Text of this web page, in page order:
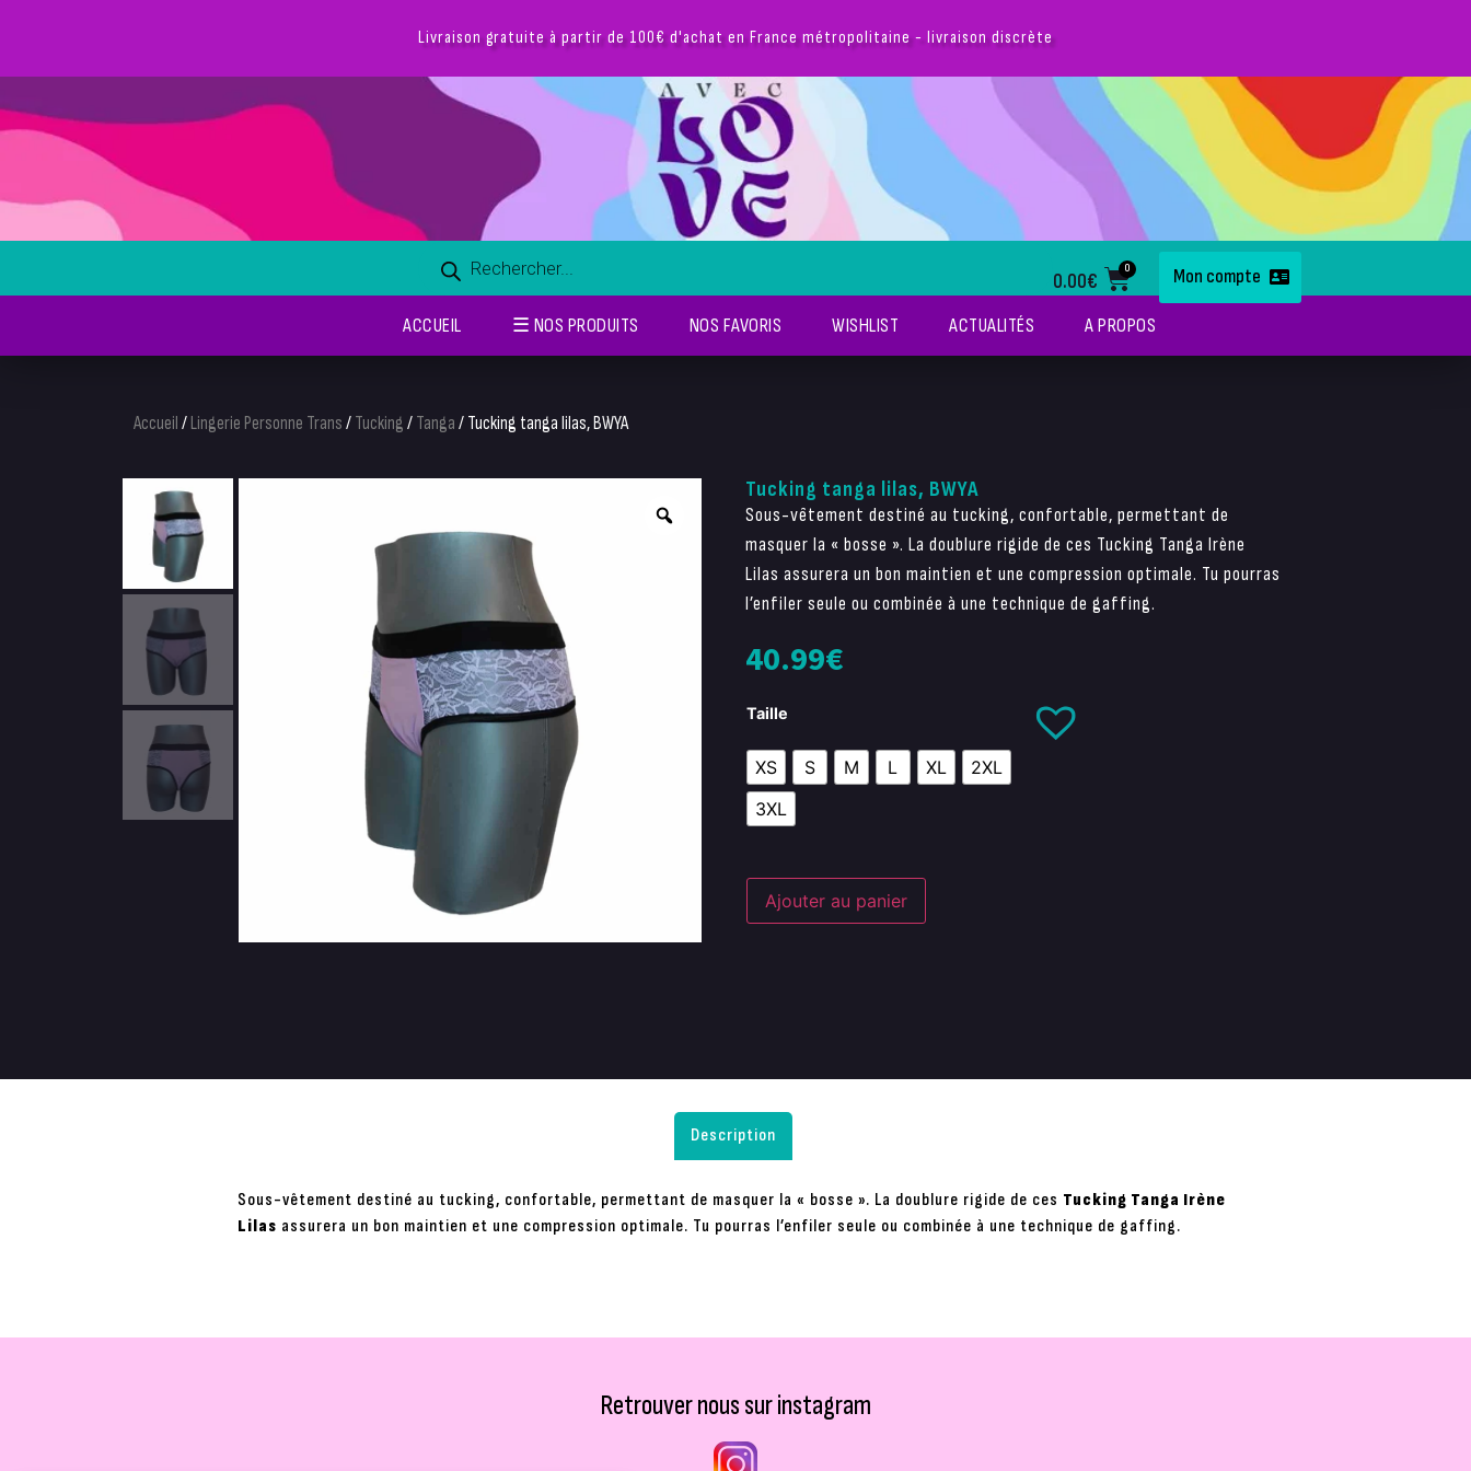
Livraison gratuite à partir de 100€ d'achat en France métropolitaine - livraison discrète
0.00€
0 Mon compte
ACCUEIL ☰ NOS PRODUITS NOS FAVORIS WISHLIST ACTUALITÉS A PROPOS
Accueil / Lingerie Personne Trans / Tucking / Tanga / Tucking tanga lilas, BWYA
Tucking tanga lilas, BWYA
Sous-vêtement destiné au tucking, confortable, permettant de
masquer la « bosse ». La doublure rigide de ces Tucking Tanga Irène
Lilas assurera un bon maintien et une compression optimale. Tu pourras
l’enfiler seule ou combinée à une technique de gaffing.
40.99€
Taille
XS S M L XL
2XL
3XL
Ajouter au panier
Description
Sous-vêtement destiné au tucking, confortable, permettant de masquer la « bosse ». La doublure rigide de ces Tucking Tanga Irène
Lilas assurera un bon maintien et une compression optimale. Tu pourras l’enfiler seule ou combinée à une technique de gaffing.
Retrouver nous sur instagram